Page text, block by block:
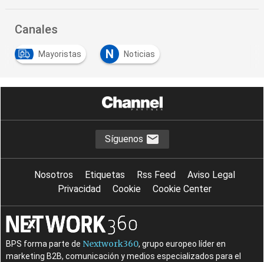
Canales
Mayoristas N Noticias
Síguenos
Nosotros Etiquetas Rss Feed
Aviso Legal
Privacidad
Cookie Cookie Center
BPS forma parte de Nextwork360, grupo europeo líder en
marketing B2B, comunicación y medios especializados para el